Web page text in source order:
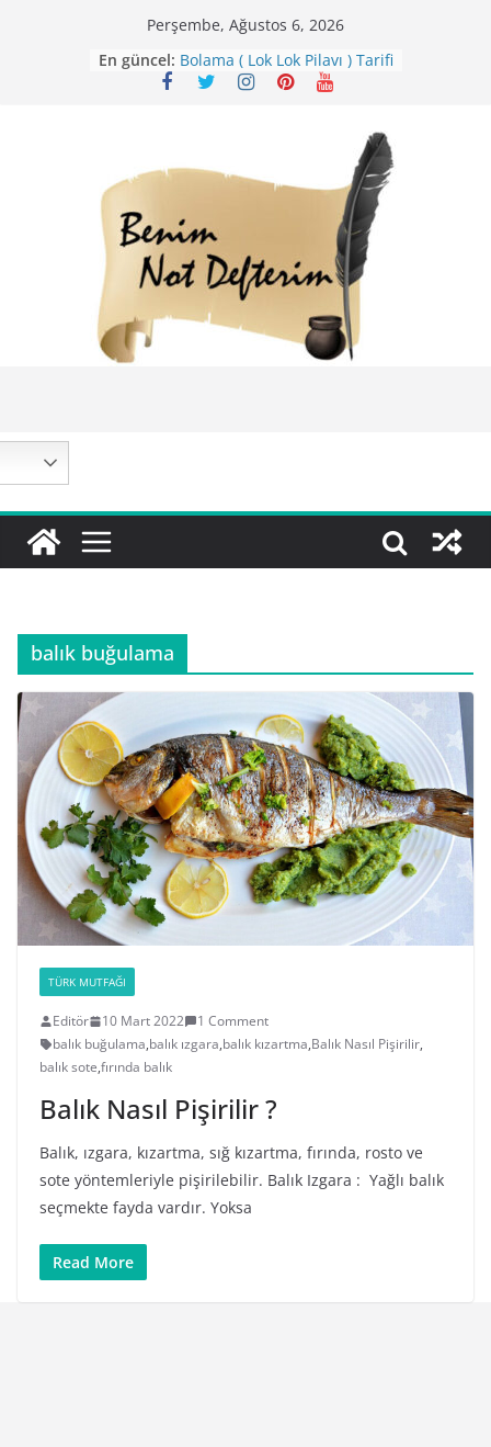
Perşembe, Ağustos 6, 2026
En güncel: Bolama ( Lok Lok Pilavı ) Tarifi
Nohutlu Pirinç Pilavı Tarifi
balık buğulama
TÜRK MUTFAĞI
Editör 10 Mart 2022
1 Comment
balık buğulama,balık ızgara,balık kızartma,Balık Nasıl Pişirilir,
balık sote,fırında balık
Balık Nasıl Pişirilir ?
Balık, ızgara, kızartma, sığ kızartma, fırında, rosto ve
sote yöntemleriyle pişirilebilir. Balık Izgara : Yağlı balık
seçmekte fayda vardır. Yoksa
Read More